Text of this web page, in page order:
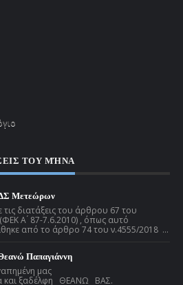
ΤΟΥ ΜΉΝΑ
Μετεώρων
διατάξεις του άρθρου 67 του
Α ́ 87-7.6.2010) , όπως αυτό
από το άρθρο 74 του ν.4555/2018 ...
Παπαγιάννη
μας
και ξαδέλφη ΘΕΑΝΩ ΒΑΣ.